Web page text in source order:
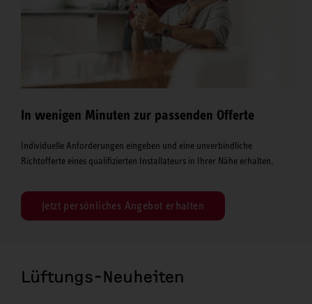
In wenigen Minuten zur passenden Offerte
Individuelle Anforderungen eingeben und eine unverbindliche
Richtofferte eines qualifizierten Installateurs in Ihrer Nähe erhalten.
Jetzt persönliches Angebot erhalten
Lüftungs-Neuheiten